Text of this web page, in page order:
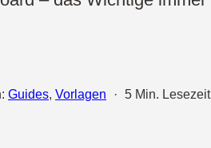
Guides, Vorlagen · 5 Min. Lesezeit